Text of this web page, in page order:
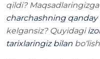
qildi? Maqsadlaringizga
charchashning qanday
kelgansiz? Quyidagi
tarixlaringiz bilan